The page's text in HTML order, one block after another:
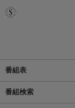
番組表
番組検索